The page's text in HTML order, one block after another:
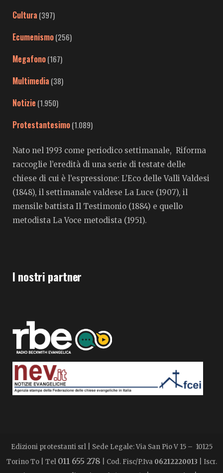
Cultura (397)
Ecumenismo(256)
Megafono(167)
Multimedia (38)
Notizie (1.950)
Protestantesimo(1.089)
Nato nel 1993 come periodico settimanale, Riforma
raccoglie l’eredità di una serie di testate delle
chiese di cui è l’espressione: L’Eco delle Valli Valdesi
(1848), il settimanale valdese La Luce (1907), il
mensile battista Il Testimonio (1884) e quello
metodista La Voce metodista (1951).
I nostri partner
Edizioni protestanti srl | Sede Legale: Via San Pio V 15 – 10125
Torino To | Tel 011 655 278 | Cod. Fisc/P.Iva 06212220013 | Iscr.